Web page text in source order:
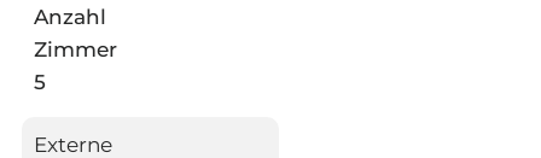
Anzahl
Zimmer
5
Externe